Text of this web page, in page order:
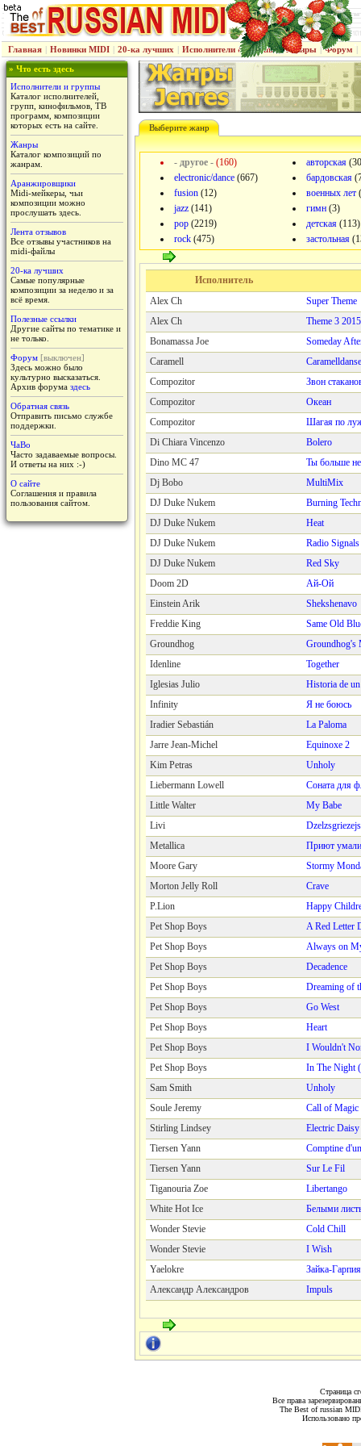
Главная | Новинки MIDI | 20-ка лучших | Исполнители & группы | Жанры | Форум |
» Что есть здесь
Исполнители и группы
Каталог исполнителей,
групп, кинофильмов, ТВ
программ, композиции
которых есть на сайте.
Жанры
Каталог композиций по
жанрам.
Аранжировщики
Midi-мейкеры, чьи
композиции можно
прослушать здесь.
Лента отзывов
Все отзывы участников на
midi-файлы
20-ка лучших
Самые популярные
композиции за неделю и за
всё время.
Полезные ссылки
Другие сайты по тематике и
не только.
Форум [выключен]
Здесь можно было
культурно высказаться.
Архив форума здесь
Обратная связь
Отправить письмо службе
поддержки.
ЧаВо
Часто задаваемые вопросы.
И ответы на них :-)
О сайте
Соглашения и правила
пользования сайтом.
Выберите жанр
- другое - (160)
electronic/dance (667)
fusion (12)
jazz (141)
pop (2219)
rock (475)
авторская
бардовская
военных лет
гимн (3)
детская (113)
застольная
Исполнитель
Alex Ch
Super Theme
Alex Ch
Theme 3 2015
Bonamassa Joe
Someday
Caramell
Compozitor
Звон
Compozitor
Океан
Compozitor
Шагая по
Di Chiara Vincenzo
Bolero
Dino MC 47
Ты больше
Dj Bobo
MultiMix
DJ Duke Nukem
Burning
DJ Duke Nukem
Heat
DJ Duke Nukem
Radio Signals
DJ Duke Nukem
Red Sky
Doom 2D
Ай-Ой
Einstein Arik
Shekshenavo
Freddie King
Same Old
Groundhog
Groundhog's
Idenline
Together
Iglesias Julio
Historia de
Infinity
Я не боюсь
Iradier Sebastián
La Paloma
Jarre Jean-Michel
Equinoxe 2
Kim Petras
Unholy
Liebermann Lowell
Соната для
Little Walter
My Babe
Livi
Dzelzsgriezejs
Metallica
Приют
Moore Gary
Stormy
Morton Jelly Roll
Crave
P.Lion
Happy
Pet Shop Boys
A Red Letter
Pet Shop Boys
Always on
Pet Shop Boys
Decadence
Pet Shop Boys
Dreaming of
Pet Shop Boys
Go West
Pet Shop Boys
Heart
Pet Shop Boys
I Wouldn't
Pet Shop Boys
In The Night
Sam Smith
Unholy
Soule Jeremy
Call of
Stirling Lindsey
Electric
Tiersen Yann
Comptine
Tiersen Yann
Sur Le Fil
Tiganouria Zoe
Libertango
White Hot Ice
Белыми
Wonder Stevie
Cold Chill
Wonder Stevie
I Wish
Yaelokre
Зайка-Гарпия
Александр Александров
Impuls
Страница
Все права
The Best of russian
Использовано